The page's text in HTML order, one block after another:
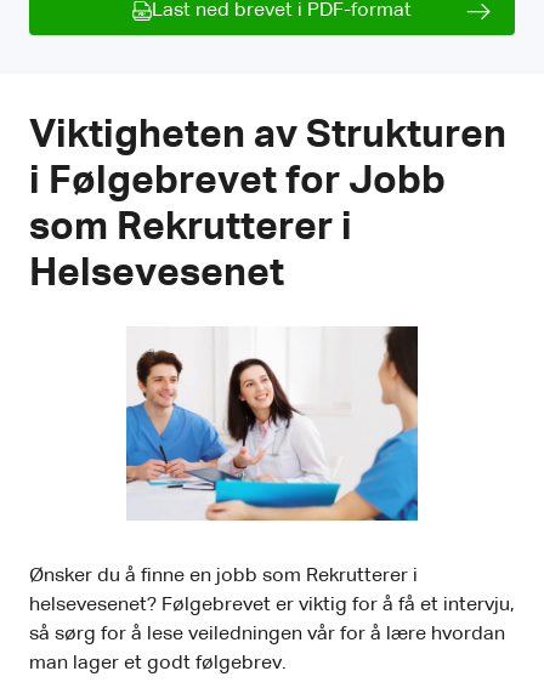
Last ned brevet i PDF-format
Viktigheten av Strukturen
i Følgebrevet for Jobb
som Rekrutterer i
Helsevesenet
Ønsker du å finne en jobb som Rekrutterer i
helsevesenet? Følgebrevet er viktig for å få et intervju,
så sørg for å lese veiledningen vår for å lære hvordan
man lager et godt følgebrev.